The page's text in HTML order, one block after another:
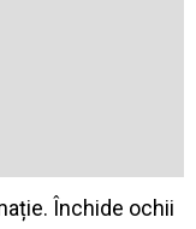
Închide ochii